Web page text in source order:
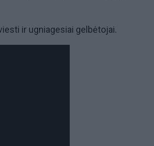
ir ugniagesiai gelbėtojai.